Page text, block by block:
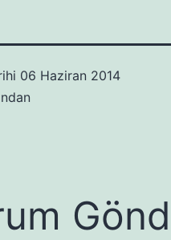
06 Haziran 2014